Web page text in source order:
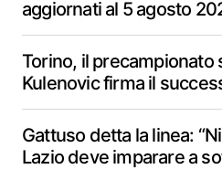
aggiornati al 5 agosto
Torino, il precampionato
Kulenovic firma il
Gattuso detta la linea:
Lazio deve imparare a